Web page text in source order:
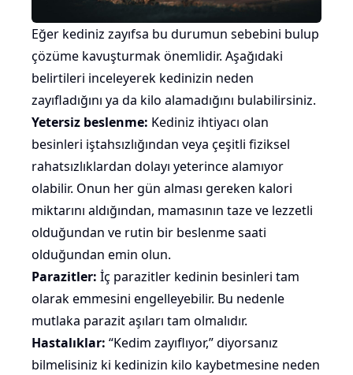
Eğer kediniz zayıfsa bu durumun sebebini bulup
çözüme kavuşturmak önemlidir. Aşağıdaki
belirtileri inceleyerek kedinizin neden
zayıfladığını ya da kilo alamadığını bulabilirsiniz.
Yetersiz beslenme: Kediniz ihtiyacı olan
besinleri iştahsızlığından veya çeşitli fiziksel
rahatsızlıklardan dolayı yeterince alamıyor
olabilir. Onun her gün alması gereken kalori
miktarını aldığından, mamasının taze ve lezzetli
olduğundan ve rutin bir beslenme saati
olduğundan emin olun.
Parazitler: İç parazitler kedinin besinleri tam
olarak emmesini engelleyebilir. Bu nedenle
mutlaka parazit aşıları tam olmalıdır.
Hastalıklar: “Kedim zayıflıyor,” diyorsanız
bilmelisiniz ki kedinizin kilo kaybetmesine neden